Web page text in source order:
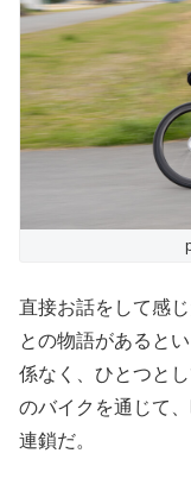
直接お話をして感
との物語があると
係なく、ひとつと
のバイクを通じて
連鎖だ。